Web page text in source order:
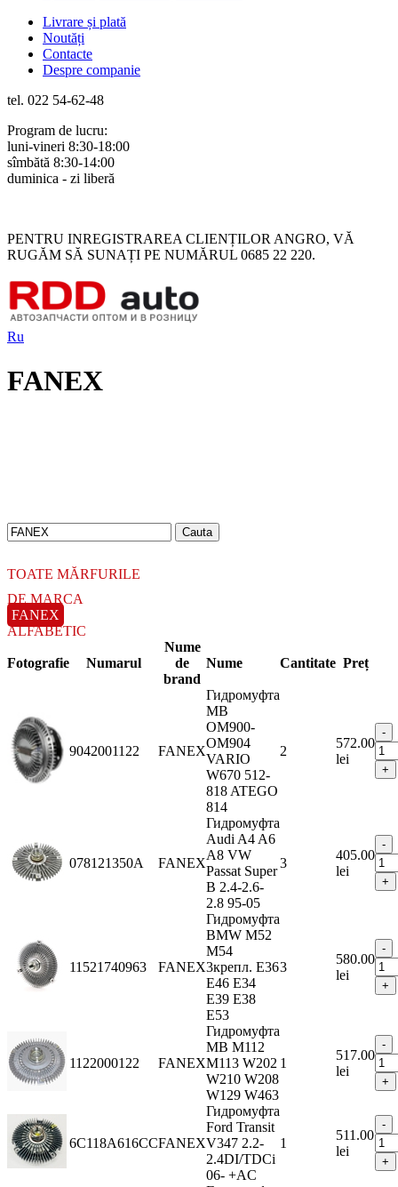
Livrare și plată
Noutăți
Contacte
Despre companie
tel. 022 54-62-48
Program de lucru:
luni-vineri 8:30-18:00
sîmbătă 8:30-14:00
duminica - zi liberă
PENTRU INREGISTRAREA CLIENȚILOR ANGRO, VĂ
RUGĂM SĂ SUNAȚI PE NUMĂRUL 0685 22 220.
Ru
FANEX
TOATE MĂRFURILE
DE MARCA
FANEX
ALFABETIC
Fotografie Numarul
Nume
de
brand
Nume Cantitate Preț
9042001122 FANEX
Гидромуфта
MB
OM900-
OM904
VARIO
W670 512-
818 ATEGO
814
2
572.00
lei
078121350A FANEX
Гидромуфта
Audi A4 A6
A8 VW
Passat Super
B 2.4-2.6-
2.8 95-05
3
405.00
lei
11521740963 FANEX
Гидромуфта
BMW M52
M54
3крепл. E36
E46 E34
E39 E38
E53
3
580.00
lei
1122000122 FANEX
Гидромуфта
MB M112
M113 W202
W210 W208
W129 W463
1
517.00
lei
6C118A616CCFANEX
Гидромуфта
Ford Transit
V347 2.2-
2.4DI/TDCi
06- +AC
1
511.00
lei